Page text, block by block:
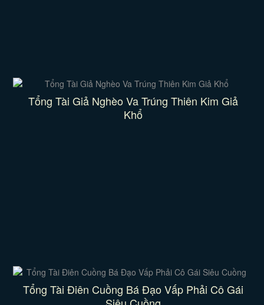
Tổng Tài Giả Nghèo Va Trúng Thiên Kim Giả
Khổ
Tổng Tài Điên Cuồng Bá Đạo Vấp Phải Cô Gái